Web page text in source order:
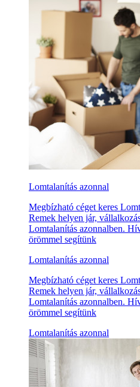
Lomtalanítás azonnal
Megbízható céget keres
Remek helyen jár,
Lomtalanítás azonnalben.
örömmel segítünk
Lomtalanítás azonnal
Megbízható céget keres
Remek helyen jár,
Lomtalanítás azonnalben.
örömmel segítünk
Lomtalanítás azonnal